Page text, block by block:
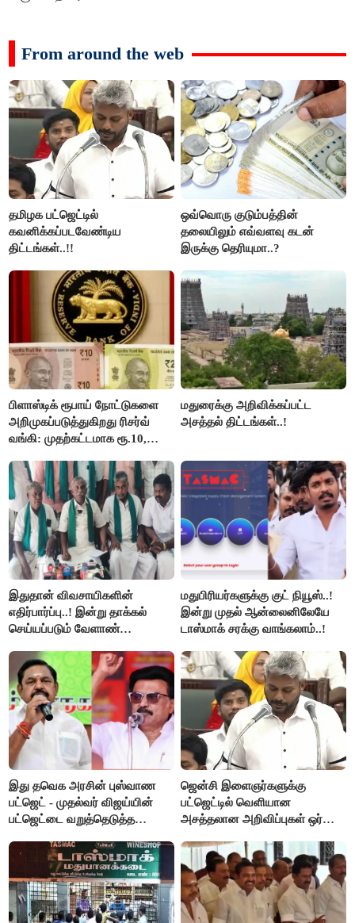
From around the web
தமிழக பட்ஜெட்டில்
கவனிக்கப்படவேண்டிய
திட்டங்கள்..!!
ஒவ்வொரு குடும்பத்தின்
தலையிலும் எவ்வளவு கடன்
இருக்கு தெரியுமா..?
பிளாஸ்டிக் ரூபாய் நோட்டுகளை
அறிமுகப்படுத்துகிறது ரிசர்வ்
வங்கி: முதற்கட்டமாக ரூ.10,
மதுரைக்கு அறிவிக்கப்பட்ட
அசத்தல் திட்டங்கள்..!
இதுதான் விவசாயிகளின்
எதிர்பார்ப்பு..! இன்று தாக்கல்
செய்யப்படும் வேளாண்
கோரிக்கை!
மதுபிரியர்களுக்கு குட் நியூஸ்..!
இன்று முதல் ஆன்லைனிலேயே
டாஸ்மாக் சரக்கு வாங்கலாம்..!
இது தவெக அரசின் புஸ்வாண
பட்ஜெட் - முதல்வர் விஜய்யின்
பட்ஜெட்டை வறுத்தெடுத்த
ஜென்சி இளைஞர்களுக்கு
பட்ஜெட்டில் வெளியான
அசத்தலான அறிவிப்புகள் ஒர்